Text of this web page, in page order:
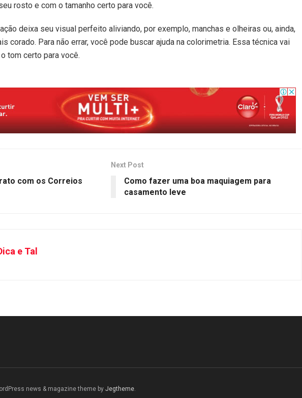
rosto e com o tamanho certo para você.
deixa seu visual perfeito aliviando, por exemplo, manchas e olheiras ou, ainda,
corado. Para não errar, você pode buscar ajuda na colorimetria. Essa técnica vai
tom certo para você.
com os Correios
Next Post
Como fazer uma boa maquiagem para
casamento leve
e Tal
news & magazine theme by Jegtheme.